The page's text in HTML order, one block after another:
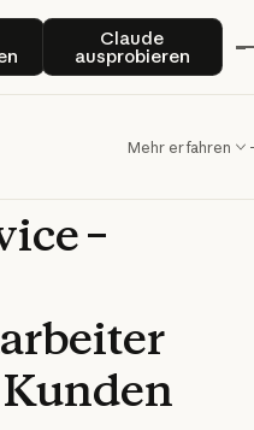
kontaktierenClaude
ausprobieren
Claude
Mehr erfahren
–
Kunden